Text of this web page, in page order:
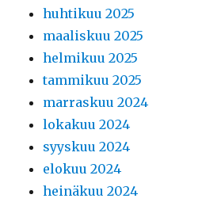
huhtikuu 2025
maaliskuu 2025
helmikuu 2025
tammikuu 2025
marraskuu 2024
lokakuu 2024
syyskuu 2024
elokuu 2024
heinäkuu 2024